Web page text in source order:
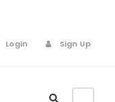
Login
Sign Up